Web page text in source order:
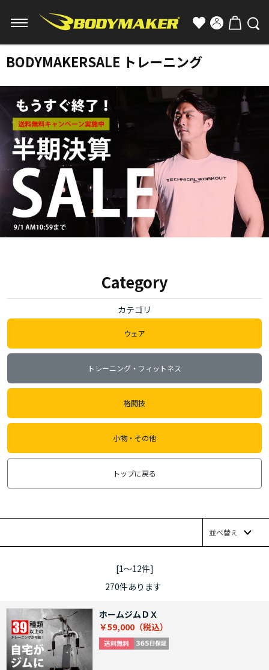
BODYMAKERSALE トレーニング
Category
カテゴリ
ウェア
トレーニング・フィットネス
格闘技
小物・その他
トップに戻る
並べ替え
[1～12件]
270件あります
ホームジムＤＸ
￥59,000